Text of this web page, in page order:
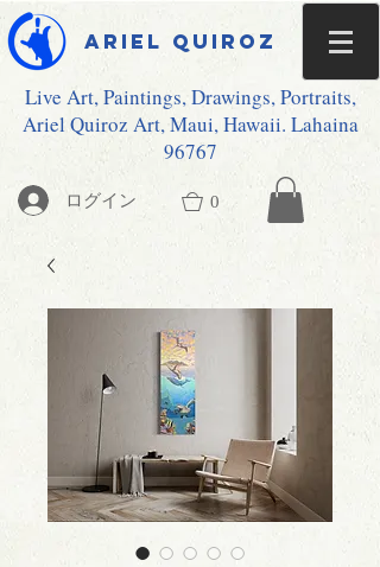
Ariel Quiroz
Live Art, Paintings, Drawings, Portraits,
Ariel Quiroz Art, Maui, Hawaii. Lahaina
96767
ログイン 0